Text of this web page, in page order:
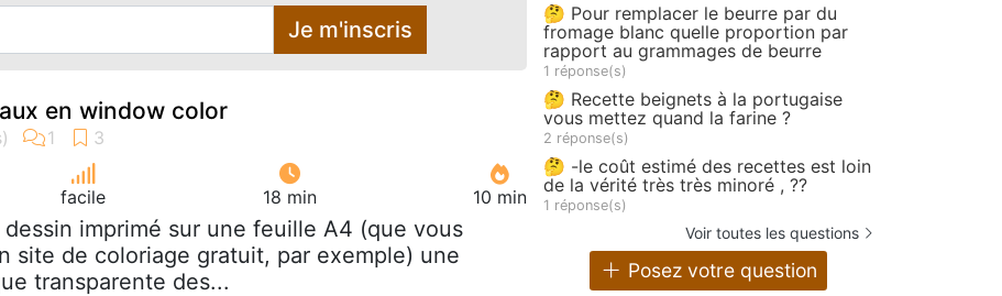
Je m'inscris
en window color
facile 18 min 10 min
dessin imprimé sur une feuille A4 (que vous
site de coloriage gratuit, par exemple) une
transparente des...
🤔 Pour remplacer le beurre par du
fromage blanc quelle proportion par
rapport au grammages de beurre
1 réponse(s)
🤔 Recette beignets à la portugaise
vous mettez quand la farine ?
2 réponse(s)
🤔 -le coût estimé des recettes est loin
de la vérité très très minoré , ??
1 réponse(s)
Voir toutes les questions
Posez votre question